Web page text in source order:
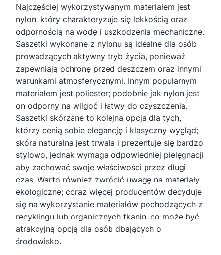
Najczęściej wykorzystywanym materiałem jest
nylon, który charakteryzuje się lekkością oraz
odpornością na wodę i uszkodzenia mechaniczne.
Saszetki wykonane z nylonu są idealne dla osób
prowadzących aktywny tryb życia, ponieważ
zapewniają ochronę przed deszczem oraz innymi
warunkami atmosferycznymi. Innym popularnym
materiałem jest poliester; podobnie jak nylon jest
on odporny na wilgoć i łatwy do czyszczenia.
Saszetki skórzane to kolejna opcja dla tych,
którzy cenią sobie elegancję i klasyczny wygląd;
skóra naturalna jest trwała i prezentuje się bardzo
stylowo, jednak wymaga odpowiedniej pielęgnacji
aby zachować swoje właściwości przez długi
czas. Warto również zwrócić uwagę na materiały
ekologiczne; coraz więcej producentów decyduje
się na wykorzystanie materiałów pochodzących z
recyklingu lub organicznych tkanin, co może być
atrakcyjną opcją dla osób dbających o
środowisko.